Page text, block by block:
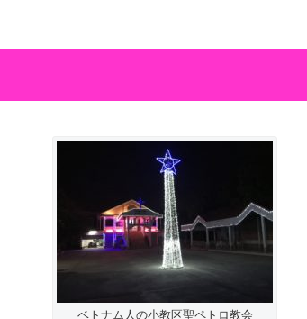
ベトナム人の小教区聖ペトロ教会